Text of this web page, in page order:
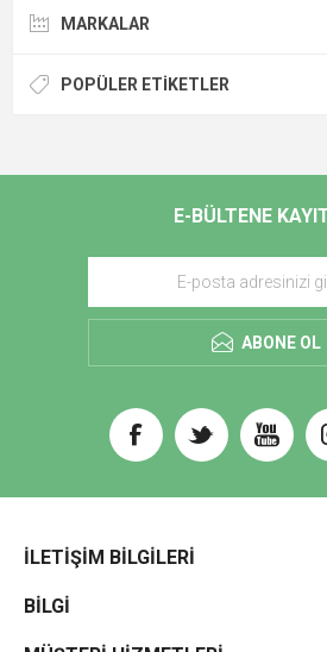
MARKALAR
POPÜLER ETIKETLER
E-BÜLTENE
ABONE OL
İLETIŞIM BILGILERI
BILGI